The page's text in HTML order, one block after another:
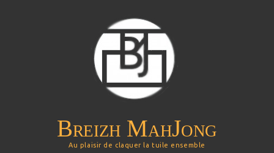
Breizh MahJong
Au plaisir de claquer la tuile ensemble